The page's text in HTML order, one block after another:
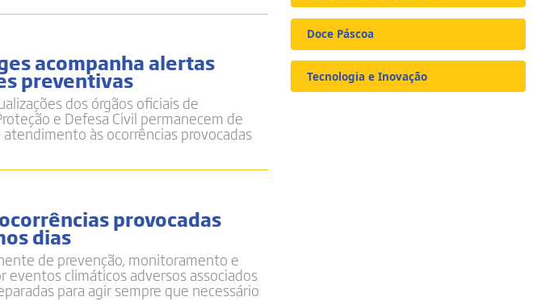
acompanha alertas
preventivas
dos órgãos oficiais de
e Defesa Civil permanecem de
às ocorrências provocadas
provocadas
dias
de prevenção, monitoramento e
eventos climáticos adversos associados
para agir sempre que necessário
Doce Páscoa
Tecnologia e Inovação